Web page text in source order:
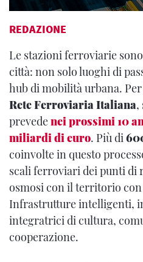
REDAZIONE
Le stazioni ferroviarie
città: non solo luoghi di
hub di mobilità urbana.
Rete Ferroviaria Italiana,
prevedenei prossimi 10
miliardi di euro. Più di
coinvolte in questo
scali ferroviari dei punti di
osmosi con il territorio
Infrastrutture intelligenti,
integratrici di cultura,
cooperazione.